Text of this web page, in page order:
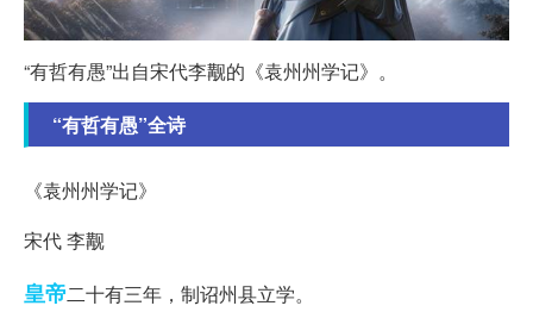
“有哲有愚”出自宋代李觏的《袁州州学记》。
“有哲有愚”全诗
《袁州州学记》
宋代 李觏
皇帝二十有三年，制诏州县立学。